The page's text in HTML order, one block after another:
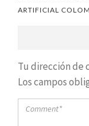
ARTIFICIAL
Tu dirección de
Los campos